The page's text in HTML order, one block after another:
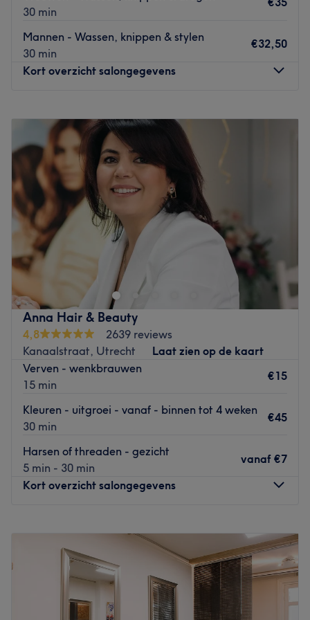
Go to venue
30 min
Mannen - Wassen, knippen & stylen
30 min
€32,50
Kort overzicht salongegevens
Dinsdag
09:00
Woensdag
Donderdag
09:00
Vrijdag
Zaterdag
Zondag
In de dorpskern van Maarn vind je Hairstyling maarn, dé
plek waar het beste van twee werelden samenkomt:
kwalitatieve knipkunst en trendy mode. Kom hier voor het
knippen, stylen en kleuren van je haar. Met twintig jaar
ervaring zorgt de kleurspecialist in de salon ervoor dat er
aan alle wensen en behoeften wordt voldaan als het
aankomt op haarkleuring. Betaalbare luxe,
professionaliteit, gastvrijheid staan centraal, waardoor je
de salon ongetwijfeld stralend weer verlaat.
Anna Hair & Beauty
4,8
2639 reviews
Kanaalstraat, Utrecht
Laat zien op de kaart
Verven - wenkbrauwen
15 min
€15
Kleuren - uitgroei - vanaf - binnen tot 4 weken
30 min
€45
Harsen of threaden - gezicht
5 min - 30 min
vanaf €7
Kort overzicht salongegevens
18:00
Woensdag
09:00–18:00
Donderdag
09:00–18:00
09:00 –18:00
Zaterdag
09:00 –17:00